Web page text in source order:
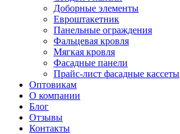
Доборные элементы
Евроштакетник
Панельные ограждения
Фальцевая кровля
Мягкая кровля
Фасадные панели
Прайс-лист фасадные кассеты
Оптовикам
О компании
Блог
Отзывы
Контакты